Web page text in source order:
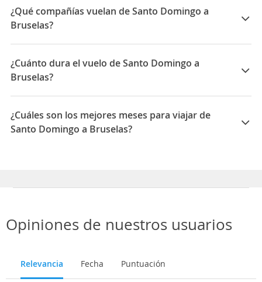
¿Qué compañías vuelan de Santo Domingo a
Bruselas?
Las compañías que vuelan de Santo Domingo a
Bruselas son: TUI Airlines Belgium NV
¿Cuánto dura el vuelo de Santo Domingo a
Bruselas?
La duración media para viajar entre Santo Domingo y
Bruselas es 15:00
¿Cuáles son los mejores meses para viajar de
Santo Domingo a Bruselas?
Opiniones de nuestros usuarios
Relevancia Fecha Puntuación